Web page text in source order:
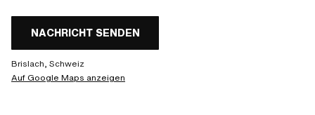
NACHRICHT SENDEN
Brislach, Schweiz
Auf Google Maps anzeigen